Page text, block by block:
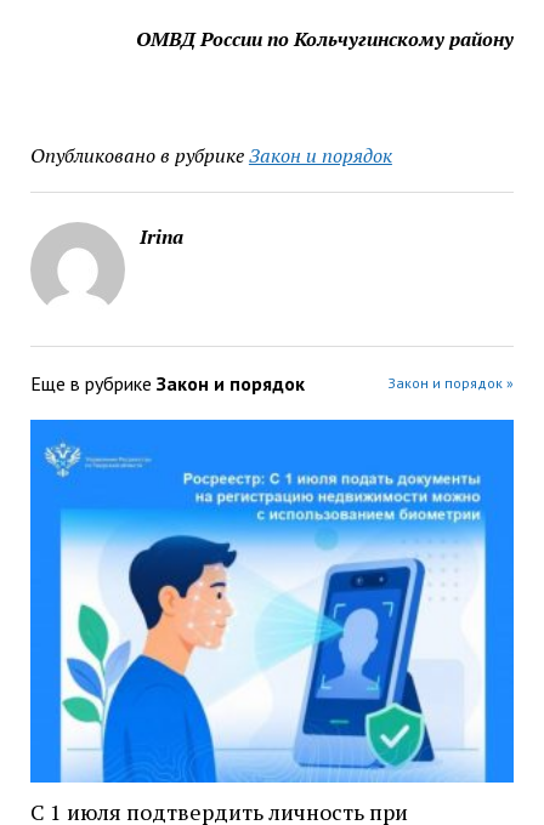
ОМВД России по Кольчугинскому району
Опубликовано в рубрикеЗакон и порядок
Irina
Еще в рубрике Закон и порядок Закон и порядок »
С 1 июля подтвердить личность при